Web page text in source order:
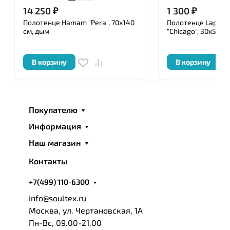
14 250₽
Полотенце Hamam "Pera", 70x140
см, дым
В корзину
1 300₽
Полотенце
"Chicago", 30x50
В корзину
Покупателю
Информация
Наш магазин
Контакты
+7(499) 110-6300
info@soultex.ru
Москва, ул. Чертановская, 1А
Пн-Вс, 09.00-21.00